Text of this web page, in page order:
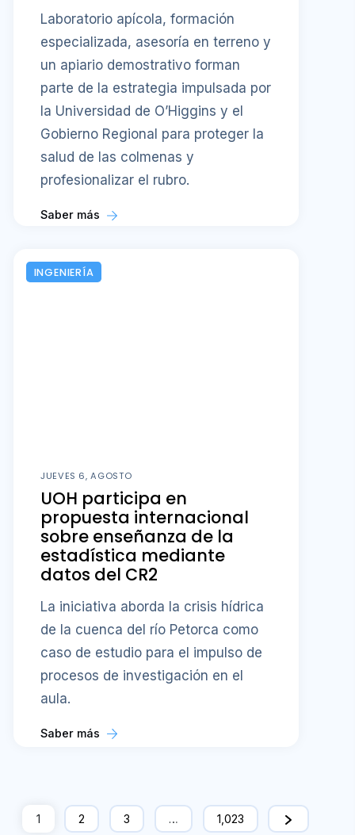
Laboratorio apícola, formación
especializada, asesoría en terreno y
un apiario demostrativo forman
parte de la estrategia impulsada por
la Universidad de O’Higgins y el
Gobierno Regional para proteger la
salud de las colmenas y
profesionalizar el rubro.
Saber más
INGENIERÍA
JUEVES 6, AGOSTO
UOH participa en
propuesta internacional
sobre enseñanza de la
estadística mediante
datos del CR2
La iniciativa aborda la crisis hídrica
de la cuenca del río Petorca como
caso de estudio para el impulso de
procesos de investigación en el
aula.
Saber más
1 2 3 … 1,023